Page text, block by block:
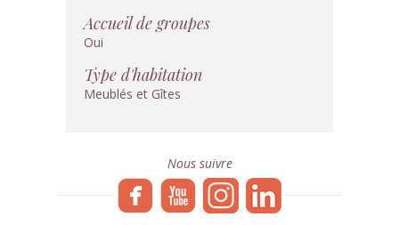
Accueil de groupes
Oui
Type d'habitation
Meublés et Gîtes
Nous suivre